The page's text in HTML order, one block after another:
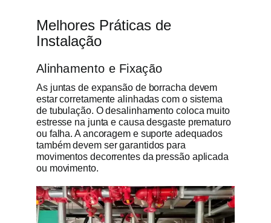
Melhores Práticas de
Instalação
Alinhamento e Fixação
As juntas de expansão de borracha devem
estar corretamente alinhadas com o sistema
de tubulação. O desalinhamento coloca muito
estresse na junta e causa desgaste prematuro
ou falha. A ancoragem e suporte adequados
também devem ser garantidos para
movimentos decorrentes da pressão aplicada
ou movimento.